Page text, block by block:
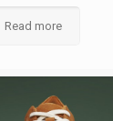
Read more